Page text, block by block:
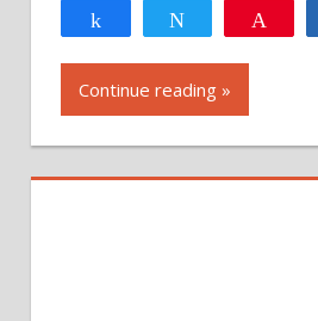
Compartir Twittear
Continue reading »